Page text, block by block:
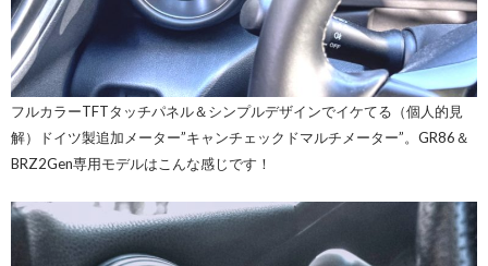
フルカラーTFTタッチパネル＆シンプルデザインでイケてる（個人的見
解）ドイツ製追加メーター”キャンチェックドマルチメーター”。GR86＆
BRZ2Gen専用モデルはこんな感じです！